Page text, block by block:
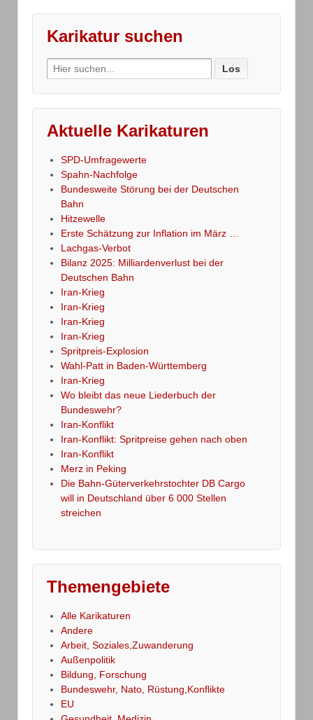
Karikatur suchen
Search
for:
Aktuelle Karikaturen
SPD-Umfragewerte
Spahn-Nachfolge
Bundesweite Störung bei der Deutschen
Bahn
Hitzewelle
Erste Schätzung zur Inflation im März …
Lachgas-Verbot
Bilanz 2025: Milliardenverlust bei der
Deutschen Bahn
Iran-Krieg
Iran-Krieg
Iran-Krieg
Iran-Krieg
Spritpreis-Explosion
Wahl-Patt in Baden-Württemberg
Iran-Krieg
Wo bleibt das neue Liederbuch der
Bundeswehr?
Iran-Konflikt
Iran-Konflikt: Spritpreise gehen nach oben
Iran-Konflikt
Merz in Peking
Die Bahn-Güterverkehrstochter DB Cargo
will in Deutschland über 6 000 Stellen
streichen
Themengebiete
Alle Karikaturen
Andere
Arbeit, Soziales,Zuwanderung
Außenpolitik
Bildung, Forschung
Bundeswehr, Nato, Rüstung,Konflikte
EU